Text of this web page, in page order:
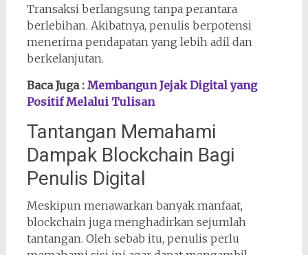
Transaksi berlangsung tanpa perantara
berlebihan. Akibatnya, penulis berpotensi
menerima pendapatan yang lebih adil dan
berkelanjutan.
Baca Juga : Membangun Jejak Digital yang
Positif Melalui Tulisan
Tantangan Memahami
Dampak Blockchain Bagi
Penulis Digital
Meskipun menawarkan banyak manfaat,
blockchain juga menghadirkan sejumlah
tantangan. Oleh sebab itu, penulis perlu